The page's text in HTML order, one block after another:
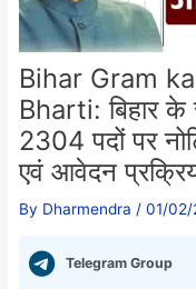
Bihar Gram
Bharti: बिहार के
2304 पदों पर
एवं आवेदन
By Dharmendra /01/02/
Telegram Group